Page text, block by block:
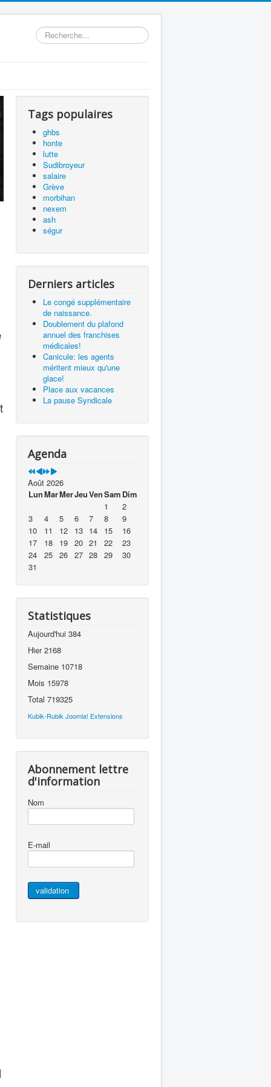
Rechercher
Tags populaires
ghbs
honte
lutte
Sudibroyeur
salaire
Grève
morbihan
nexem
ash
ségur
Derniers articles
Le congé supplémentaire
de naissance.
Doublement du plafond
annuel des franchises
médicales!
Canicule: les agents
méritent mieux qu'une
glace!
Place aux vacances
La pause Syndicale
Agenda
Août 2026
LunMarMerJeuVenSam Dim
1
2
3
4 5 6 7 8
9
10
11 12 13 14 15
16
17
18 19 20 21 22
23
24
25 26 27 28 29
30
31
Statistiques
Aujourd'hui 384
Hier2168
Semaine 10718
Mois 15978
Total 719325
Kubik-Rubik Joomla! Extensions
Abonnement lettre
d'information
Nom
E-mail